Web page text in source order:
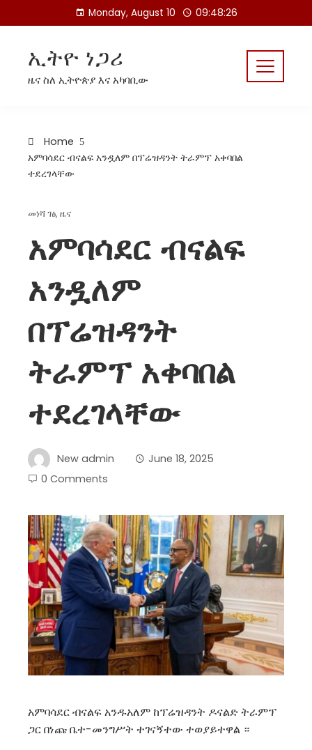
to
Monday, August 10 09:48:27
ኢትዮ ነጋሪ
ዜና ስለ ኢትዮጵያ እና አካባቢው
Home
አምባሳደር ብናልፍ አንዷለም በፕሬዝዳንት ትራምፕ አቀባበል
ተደረገላቸው
መነሻ ገፅ, ዜና
አምባሳደር ብናልፍ
አንዷለም
በፕሬዝዳንት
ትራምፕ አቀባበል
ተደረገላቸው
New admin
June 18, 2025
0 Comments
አምባሳደር ብናልፍ አንዱአለም ከፕሬዝዳንት ዶናልድ ትራምፕ
ጋር በነጩ ቤተ-መንግሥት ተገናኝተው ተወያይተዋል ።